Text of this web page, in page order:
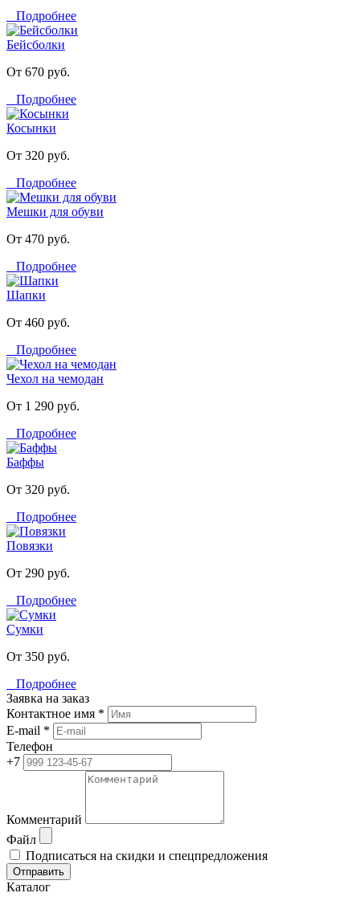
Подробнее
Бейсболки
От 670 руб.
Подробнее
Косынки
От 320 руб.
Подробнее
Мешки для обуви
От 470 руб.
Подробнее
Шапки
От 460 руб.
Подробнее
Чехол на чемодан
От 1 290 руб.
Подробнее
Баффы
От 320 руб.
Подробнее
Повязки
От 290 руб.
Подробнее
Сумки
От 350 руб.
Подробнее
Заявка на заказ
Контактное имя *
E-mail *
Телефон
+7
Комментарий
Файл
Подписаться на скидки и спецпредложения
Отправить
Каталог